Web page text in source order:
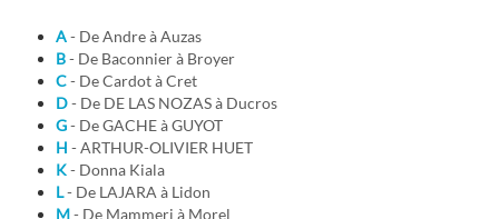
A
- De Andre à Auzas
B
- De Baconnier à Broyer
C
- De Cardot à Cret
D
- De DE LAS NOZAS à Ducros
G
- De GACHE à GUYOT
H
- ARTHUR-OLIVIER HUET
K
- Donna Kiala
L
- De LAJARA à Lidon
M
- De Mammeri à Morel